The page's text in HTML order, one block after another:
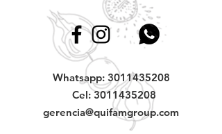
Whatsapp: 3011435208
Cel:3011435208
gerencia@quifamgroup.com